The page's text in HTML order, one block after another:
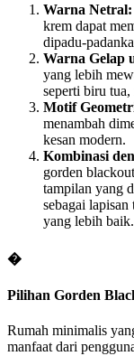
Warna Netral:
krem dapat
dipadu-
Warna Gelap
yang lebih
seperti biru
Motif
menambah
kesan modern.
Kombinasi
gorden
tampilan yang
sebagai
yang lebih baik.
�
Pilihan Gorden
Rumah minimalis
manfaat dari